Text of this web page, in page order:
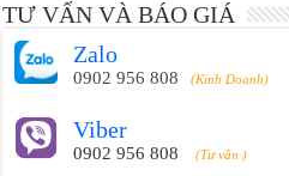
TƯ VẤN VÀ BÁO GIÁ
Zalo
0902 956 808 (Kinh Doanh)
Viber
0902 956 808 (Tư vấn )